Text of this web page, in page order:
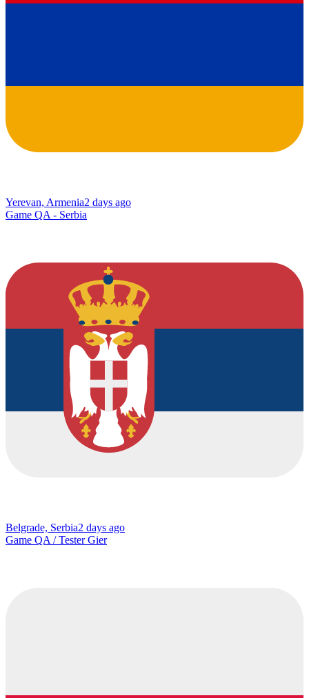
Yerevan, Armenia2 days ago
Game QA - Serbia
Belgrade, Serbia2 days ago
Game QA / Tester Gier